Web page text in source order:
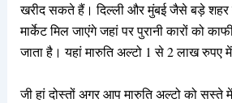
खरीद सकते हैं। दिल्ली और मुंबई जैसे बड़े
मार्केट मिल जाएंगे जहां पर पुरानी कारों को
जाता है। यहां मारुति अल्टो 1 से 2 लाख रुपए
जी हां दोस्तों अगर आप मारुति अल्टो को सस्ते